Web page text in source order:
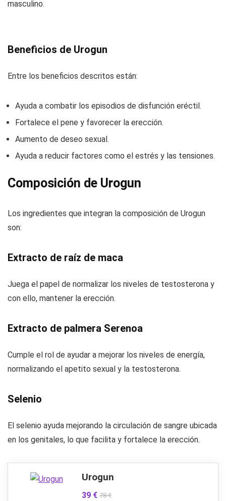
masculino.
Beneficios de Urogun
Entre los beneficios descritos están:
Ayuda a combatir los episodios de disfunción eréctil.
Fortalece el pene y favorecer la erección.
Aumento de deseo sexual.
Ayuda a reducir factores como el estrés y las tensiones.
Composición de Urogun
Los ingredientes que integran la composición de Urogun
son:
Extracto de raíz de maca
Juega el papel de normalizar los niveles de testosterona y
con ello, mantener la erección.
Extracto de palmera Serenoa
Cumple el rol de ayudar a mejorar los niveles de energía,
normalizando el apetito sexual y la testosterona.
Selenio
El selenio ayuda mejorando la circulación de sangre ubicada
en los genitales, lo que facilita y fortalece la erección.
Urogun
39 € 78 €